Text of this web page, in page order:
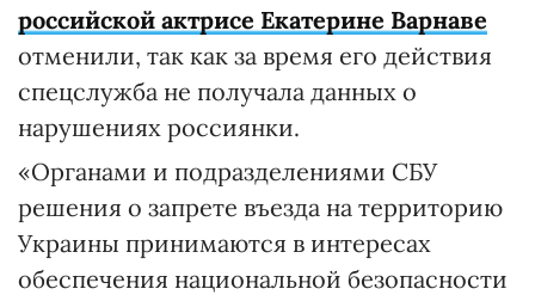
российской актрисе Екатерине Варнаве
отменили, так как за время его действия
спецслужба не получала данных о
нарушениях россиянки.
«Органами и подразделениями СБУ
решения о запрете въезда на территорию
Украины принимаются в интересах
обеспечения национальной безопасности